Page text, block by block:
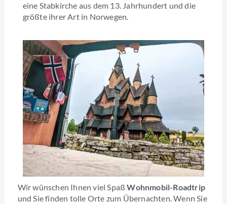
eine Stabkirche aus dem 13. Jahrhundert und die
größte ihrer Art in Norwegen.
Wir wünschen Ihnen viel SpaßWohnmobil-Roadtrip
und Sie finden tolle Orte zum Übernachten. Wenn Sie